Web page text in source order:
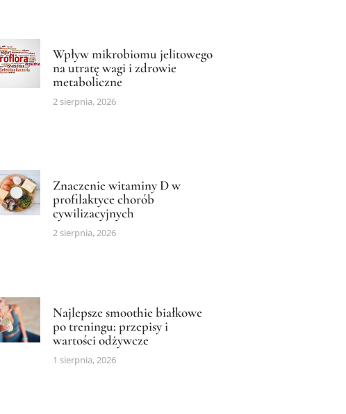
Wpływ mikrobiomu jelitowego
na utratę wagi i zdrowie
metaboliczne
2 sierpnia, 2026
Znaczenie witaminy D w
profilaktyce chorób
cywilizacyjnych
2 sierpnia, 2026
Najlepsze smoothie białkowe
po treningu: przepisy i
wartości odżywcze
1 sierpnia, 2026